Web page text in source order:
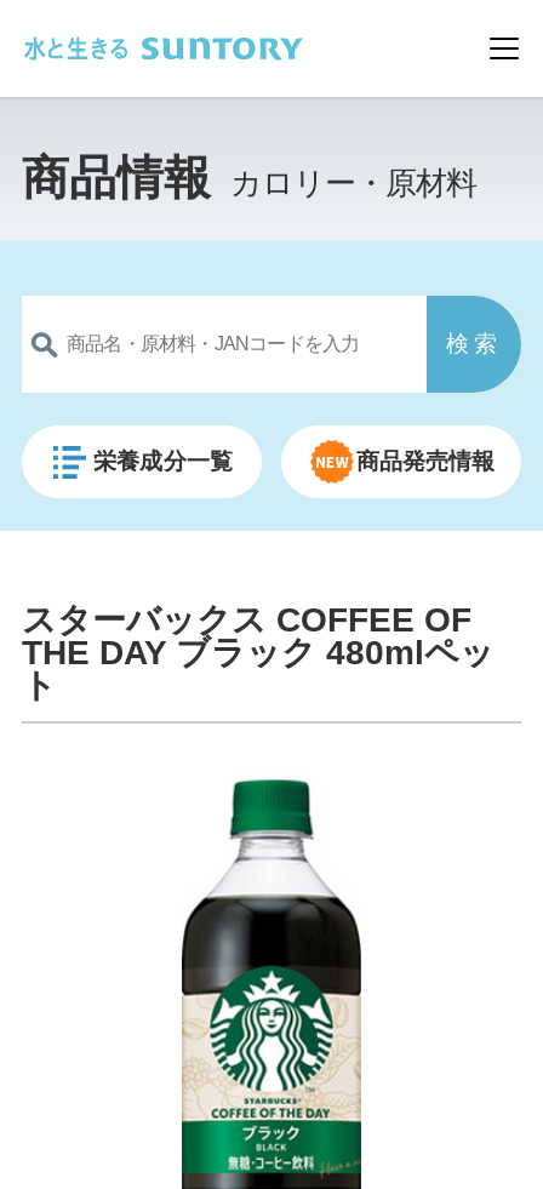
メ
商品情報 カロリー・原材料
栄養成分一覧 商品発売情報
スターバックス COFFEE OF
THE DAY ブラック 480mlペッ
ト